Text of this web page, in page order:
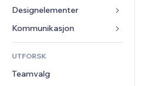
SEO
Engasjement
Nettstedsoppføringer
E-post
Konvertering
Nettkurs
On-demand-utskrift
Regnskap
Kuponger og fordelsprogram
Lagerløsninger
Arrangementer
Restauranter
Eiendom
Bookinger
Galleri
Musikk
Podkaster
Fotografi
Video
Designelementer
Kart og navigasjon
Personvern og sikkerhet
Klokke
Sidemaler
Skjemaer
Avstemninger
UTFORSK
Teamvalg